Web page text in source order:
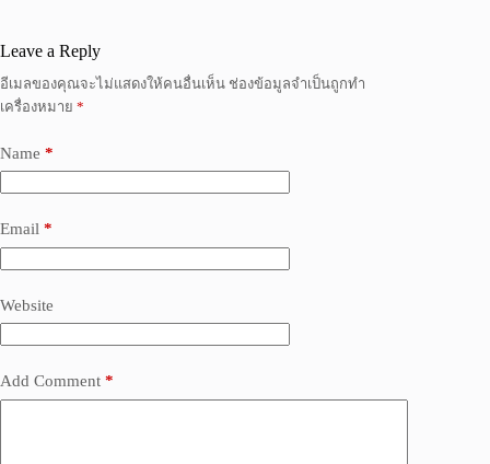
Leave a Reply
อีเมลของคุณจะไม่แสดงให้คนอื่นเห็น ช่องข้อมูลจำเป็นถูกทำ
เครื่องหมาย *
Name *
Email *
Website
Add Comment *